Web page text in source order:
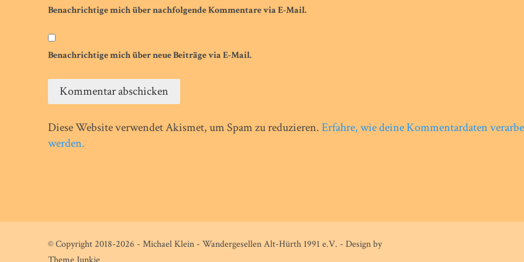
Benachrichtige mich über nachfolgende Kommentare via E-Mail.
Benachrichtige mich über neue Beiträge via E-Mail.
Diese Website verwendet Akismet, um Spam zu reduzieren.Erfahre, wie deine Kommentardaten
werden.
© Copyright 2018-2026 - Michael Klein - Wandergesellen Alt-Hürth 1991 e.V. - Design by